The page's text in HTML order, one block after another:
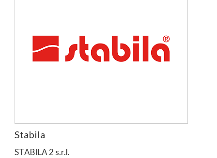
Stabila
STABILA 2 s.r.l.